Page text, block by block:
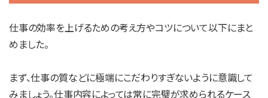
仕事の効率を上げるための考え方やコツについて以下にまと
めました。
まず、仕事の質などに極端にこだわりすぎないように意識して
みましょう。仕事内容によっては常に完璧が求められるケース